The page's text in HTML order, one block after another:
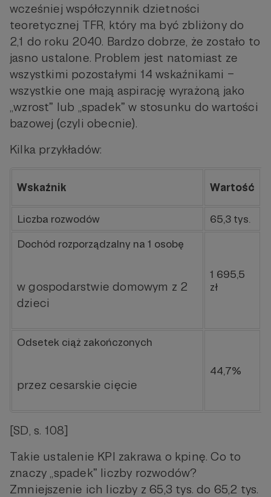
wcześniej współczynnik dzietności
teoretycznej TFR, który ma być zbliżony do
2,1 do roku 2040. Bardzo dobrze, że zostało to
jasno ustalone. Problem jest natomiast ze
wszystkimi pozostałymi 14 wskaźnikami –
wszystkie one mają aspirację wyrażoną jako
„wzrostˮ lub „spadekˮ w stosunku do wartości
bazowej (czyli obecnie).
Kilka przykładów:
Wskaźnik Wartość
Liczba rozwodów
65,3 tys.
Dochód rozporządzalny na 1 osobę
w gospodarstwie domowym z 2
dzieci
1 695,5
zł
Odsetek ciąż zakończonych
przez cesarskie cięcie
44,7%
[SD, s. 108]
Takie ustalenie KPI zakrawa o kpinę. Co to
znaczy „spadekˮ liczby rozwodów?
Zmniejszenie ich liczby z 65,3 tys. do 65,2 tys.